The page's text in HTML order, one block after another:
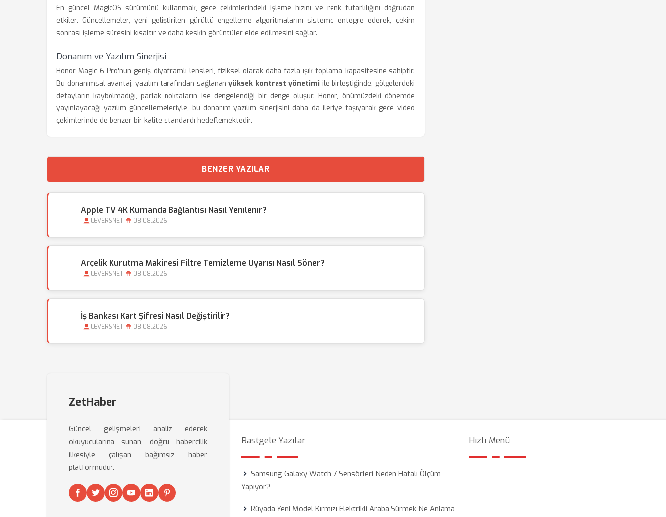
En güncel MagicOS sürümünü kullanmak, gece çekimlerindeki işleme hızını ve renk tutarlılığını doğrudan
etkiler. Güncellemeler, yeni geliştirilen gürültü engelleme algoritmalarını sisteme entegre ederek, çekim
sonrası işleme süresini kısaltır ve daha keskin görüntüler elde edilmesini sağlar.
Donanım ve Yazılım Sinerjisi
Honor Magic 6 Pro'nun geniş diyaframlı lensleri, fiziksel olarak daha fazla ışık toplama kapasitesine sahiptir.
Bu donanımsal avantaj, yazılım tarafından sağlananyüksek kontrast yönetimi ile birleştiğinde, gölgelerdeki
detayların kaybolmadığı, parlak noktaların ise dengelendiği bir denge oluşur. Honor, önümüzdeki dönemde
yayınlayacağı yazılım güncellemeleriyle, bu donanım-yazılım sinerjisini daha da ileriye taşıyarak gece video
çekimlerinde de benzer bir kalite standardı hedeflemektedir.
BENZER YAZILAR
Apple TV 4K Kumanda Bağlantısı Nasıl Yenilenir?
LEVERSNET 08.08.2026
Arçelik Kurutma Makinesi Filtre Temizleme Uyarısı Nasıl Söner?
LEVERSNET 08.08.2026
İş Bankası Kart Şifresi Nasıl Değiştirilir?
LEVERSNET 08.08.2026
ZetHaber
Güncel gelişmeleri analiz ederek
okuyucularına sunan, doğru habercilik
ilkesiyle çalışan bağımsız haber
platformudur.
Rastgele Yazılar
Samsung Galaxy Watch 7 Sensörleri Neden Hatalı Ölçüm
Yapıyor?
Rüyada Yeni Model Kırmızı Elektrikli Araba Sürmek Ne Anlama
Hızlı Menü